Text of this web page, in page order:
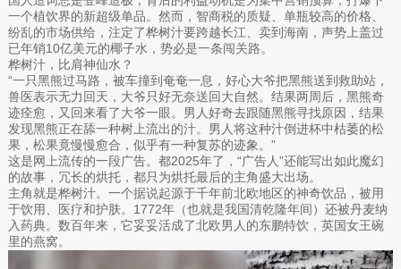
一个植饮界的新超级单品。然而，智商税的质疑、单瓶较高的价格、
纷乱的市场供给，注定了桦树汁要跨越长江、卖到海南，声势上盖过
已年销10亿美元的椰子水，势必是一条闯关路。
桦树汁，比肩神仙水？
“一只黑熊过马路，被车撞到奄奄一息，好心大爷把黑熊送到救助站，
兽医表示无力回天，大爷只好无奈送回大自然。结果两周后，黑熊奇
迹痊愈，又回来看了大爷一眼。男人好奇去跟随黑熊寻找原因，结果
发现黑熊正在舔一种树上流出的汁。男人将这种汁倒进杯中枯萎的松
果，松果竟慢慢愈合，似乎有一种复苏的迹象。”
这是网上流传的一段广告。都2025年了，“广告人”还能写出如此魔幻
的故事，冗长的烘托，都只为烘托最后的主角盛大出场。
主角就是桦树汁。一个据说起源于千年前北欧地区的神奇饮品，被用
于饮用、医疗和护肤。1772年（也就是我国清乾隆年间）还被丹麦纳
入药典。数百年来，它妥妥活成了北欧男人的东鹏特饮，英国女王碗
里的燕窝。